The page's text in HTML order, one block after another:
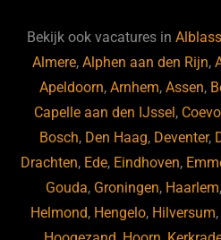
b
o
o
k
ky dI
n
Bekijk ook vacatures in
Almere,Alphen aan den Rijn,
Apeldoorn,Arnhem,Assen,
Capelle aan den IJssel ,
Bosch, Den Haag, Deventer,
Drachten, Ede, Eindhoven,
Gouda, Groningen, Haarlem,
Helmond, Hengelo, Hilversum,